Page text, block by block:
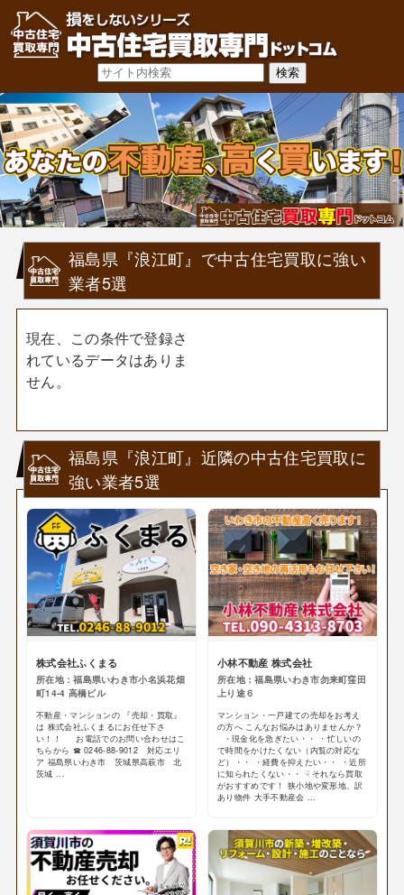
福島県『浪江町』で中古住宅買取に強い
業者5選
現在、この条件で登録さ
れているデータはありま
せん。
福島県『浪江町』近隣の中古住宅買取に
強い業者5選
株式会社ふくまる
所在地：福島県いわき市小名浜花畑
町14-4 高橋ビル
不動産・マンションの 『売却・買取』
は 株式会社ふくまるにお任せ下さ
い！！ お電話でのお問い合わせはこ
ちらから ☎ 0246-88-9012 対応エリ
ア 福島県いわき市 茨城県高萩市 北
茨城 ...
小林不動産 株式会社
所在地：福島県いわき市勿来町窪田
上り途６
マンション・一戸建ての売却をお考え
の方へ こんなお悩みはありませんか？
・現金化を急ぎたい・・ ・忙しいの
で時間をかけたくない（内覧の対応な
ど）・・ ・経費を抑えたい・・ ・近所
に知られたくない・・ ☟ それなら買取
がおすすめです！ 狭小地や変形地、訳
あり物件 大手不動産会 ...